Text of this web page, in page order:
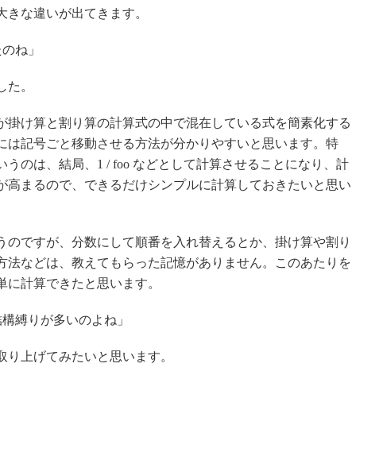
な違いが出てきます。
ね」
。
け算と割り算の計算式の中で混在している式を簡素化する
は記号ごと移動させる方法が分かりやすいと思います。特
うのは、結局、1 / foo などとして計算させることになり、計
高まるので、できるだけシンプルに計算しておきたいと思い
ですが、分数にして順番を入れ替えるとか、掛け算や割り
法などは、教えてもらった記憶がありません。このあたりを
計算できたと思います。
縛りが多いのよね」
上げてみたいと思います。